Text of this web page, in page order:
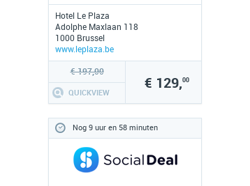
Hotel Le Plaza
Adolphe Maxlaan 118
1000 Brussel
www.leplaza.be
€ 197,00
QUICKVIEW
€ 129,00
Nog 9 uur en 58 minuten